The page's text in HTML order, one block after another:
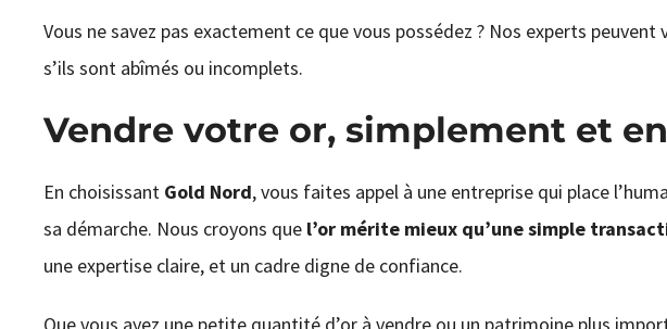
Vous ne savez pas exactement ce que vous possédez ? Nos experts peuvent
s’ils sont abîmés ou incomplets.
Vendre votre or, simplement et
En choisissant Gold Nord, vous faites appel à une entreprise qui place
sa démarche. Nous croyons que l’or mérite mieux qu’une simple
une expertise claire, et un cadre digne de confiance.
Que vous ayez une petite quantité d’or à vendre ou un patrimoine plus